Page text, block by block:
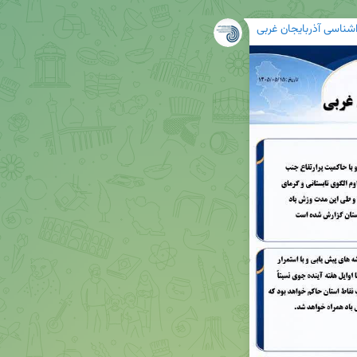
آذربایجان غربی